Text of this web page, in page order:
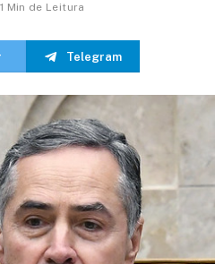
1 Min de Leitura
Telegram